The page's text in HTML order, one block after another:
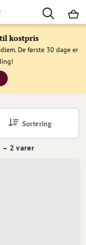
kostpris
De første 30 dage er
– 2 varer
Sortering